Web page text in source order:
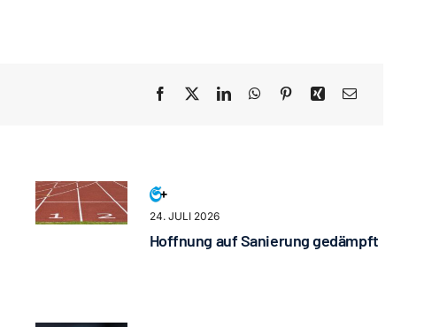
24. JULI 2026
Hoffnung auf Sanierung gedämpft